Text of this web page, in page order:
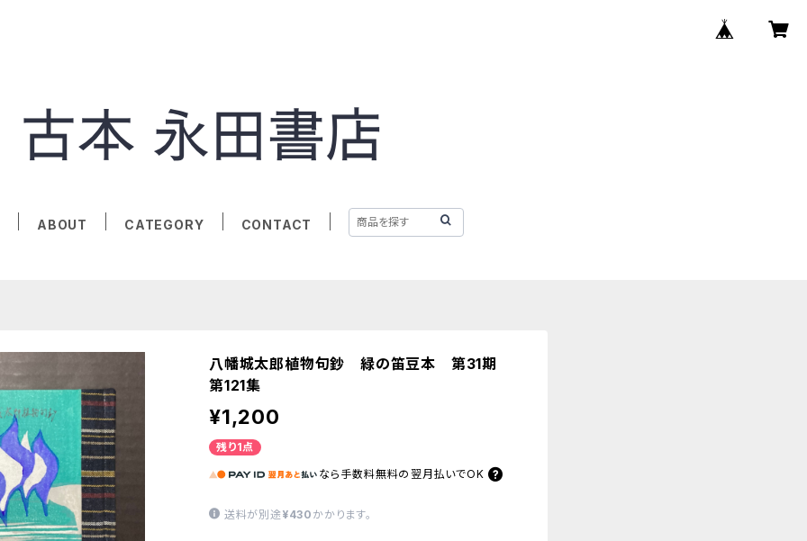
ABOUT CATEGORY CONTACT
八幡城太郎植物句鈔 緑の笛豆本 第31期
第121集
¥1,200
残り1点
なら 手数料無料の 翌月払いでOK
送料が別途 ¥430 かかります。